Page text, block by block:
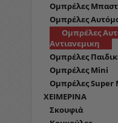
Ομπρέλες
Ομπρέλες
Ομπρέλες
Αντιανεμικη
Ομπρέλες
Ομπρέλες Mini
Ομπρέλες Super
ΧΕΙΜΕΡΙΝΑ
Σκουφιά